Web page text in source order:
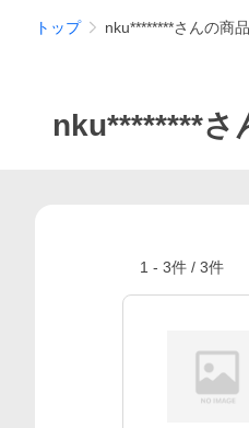
トップ nku********さんの商
nku********さ
1 - 3件 / 3件